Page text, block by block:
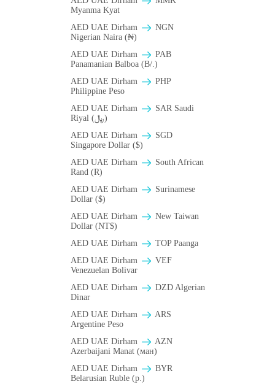
Myanma Kyat
AED UAE Dirham
NGN
Nigerian Naira (₦)
AED UAE Dirham
PAB
Panamanian Balboa (B/.)
AED UAE Dirham
PHP
Philippine Peso
AED UAE Dirham
SAR Saudi
Riyal (﷼)
AED UAE Dirham
SGD
Singapore Dollar ($)
AED UAE Dirham
South African
Rand (R)
AED UAE Dirham
Surinamese
Dollar ($)
AED UAE Dirham
New Taiwan
Dollar (NT$)
AED UAE Dirham
TOP Paanga
AED UAE Dirham
VEF
Venezuelan Bolivar
AED UAE Dirham
DZD Algerian
Dinar
AED UAE Dirham
ARS
Argentine Peso
AED UAE Dirham
AZN
Azerbaijani Manat (ман)
AED UAE Dirham
BYR
Belarusian Ruble (p.)